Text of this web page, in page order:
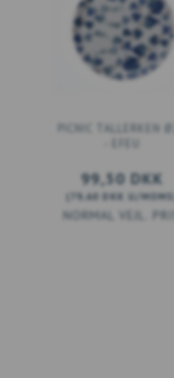
PICNIC TALLERKEN
99,50 DKK
79,60 DKK U/MOMS